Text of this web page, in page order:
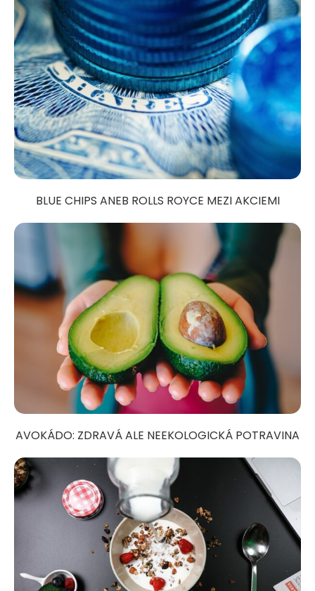
BLUE CHIPS ANEB ROLLS ROYCE MEZI AKCIEMI
AVOKÁDO: ZDRAVÁ ALE NEEKOLOGICKÁ POTRAVINA